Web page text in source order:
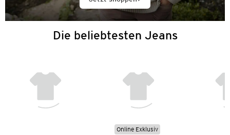
Die beliebtesten Jeans
Online Exklusiv